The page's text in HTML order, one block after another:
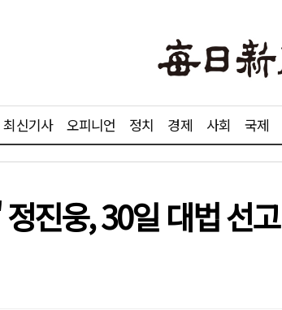
최신기사 오피니언 정치 경제 사회 국제
진웅, 30일 대법 선